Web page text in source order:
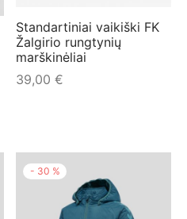
Standartiniai vaikiški FK
Žalgirio rungtynių
marškinėliai
39,00 €
- 30 %